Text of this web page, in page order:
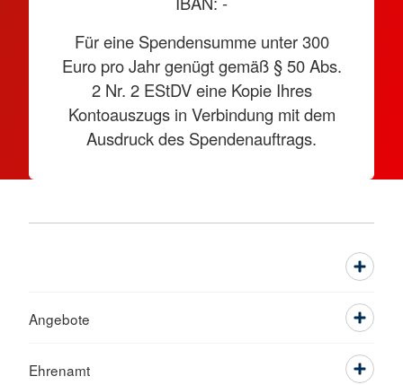
Für eine Spendensumme unter 300
Euro pro Jahr genügt gemäß § 50 Abs.
2 Nr. 2 EStDV eine Kopie Ihres
Kontoauszugs in Verbindung mit dem
Ausdruck des Spendenauftrags.
Angebote
Ehrenamt